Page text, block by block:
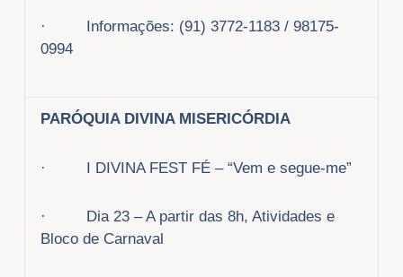
· Informações: (91) 3772-1183 / 98175-
0994
PARÓQUIA DIVINA MISERICÓRDIA
· I DIVINA FEST FÉ – “Vem e segue-me”
· Dia 23 – A partir das 8h, Atividades e
Bloco de Carnaval